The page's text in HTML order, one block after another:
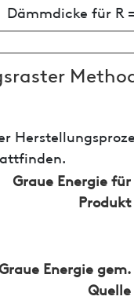
Dämmdicke für R
Graue Energie für
Produkt
Energie gem.
Quelle